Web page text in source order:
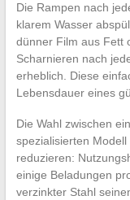
Die Rampen nach
klarem Wasser
dünner Film aus Fett
Scharnieren nach
erheblich. Diese
Lebensdauer eines
Die Wahl zwischen
spezialisierten
reduzieren:
einige Beladungen
verzinkter Stahl